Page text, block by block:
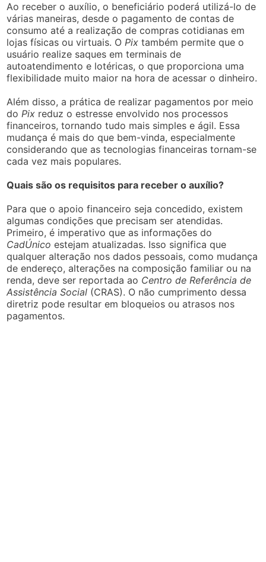
Ao receber o auxílio, o beneficiário poderá utilizá-lo de
várias maneiras, desde o pagamento de contas de
consumo até a realização de compras cotidianas em
lojas físicas ou virtuais. OPix também permite que o
usuário realize saques em terminais de
autoatendimento e lotéricas, o que proporciona uma
flexibilidade muito maior na hora de acessar o dinheiro.
Além disso, a prática de realizar pagamentos por meio
doPix reduz o estresse envolvido nos processos
financeiros, tornando tudo mais simples e ágil. Essa
mudança é mais do que bem-vinda, especialmente
considerando que as tecnologias financeiras tornam-se
cada vez mais populares.
Quais são os requisitos para receber o auxílio?
Para que o apoio financeiro seja concedido, existem
algumas condições que precisam ser atendidas.
Primeiro, é imperativo que as informações do
CadÚnico estejam atualizadas. Isso significa que
qualquer alteração nos dados pessoais, como mudança
de endereço, alterações na composição familiar ou na
renda, deve ser reportada ao Centro de Referência de
Assistência Social (CRAS). O não cumprimento dessa
diretriz pode resultar em bloqueios ou atrasos nos
pagamentos.